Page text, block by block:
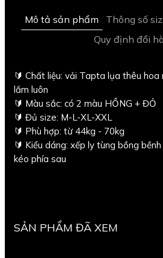
Mô tả sản phẩm Thông số
Quy định đổi
🔰 Chất liệu: vải Tapta lụa thêu
lắm luôn
🔰 Màu sắc: có 2 màu HỒNG + ĐỎ
🔰 Đủ size: M-L-XL-XXL
🔰 Phù hợp: từ 44kg - 70kg
🔰 Kiểu dáng: xếp ly tùng bồng
kéo phía sau
SẢN PHẨM ĐÃ XEM